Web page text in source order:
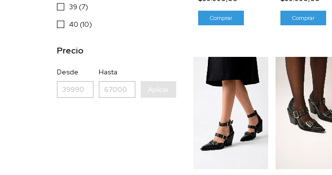
39 (7)
40 (10)
Precio
Desde Hasta
Aplicar
Comprar Comprar